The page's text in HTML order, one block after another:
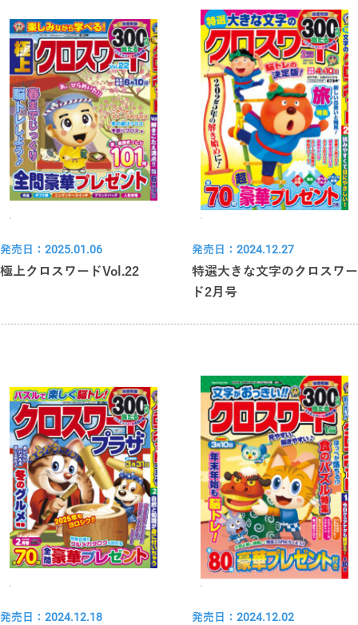
発売日：2025.01.06
極上クロスワードVol.22
発売日：2024.12.27
特選大きな文字のクロスワー
ド2月号
発売日：2024.12.18 発売日：2024.12.02